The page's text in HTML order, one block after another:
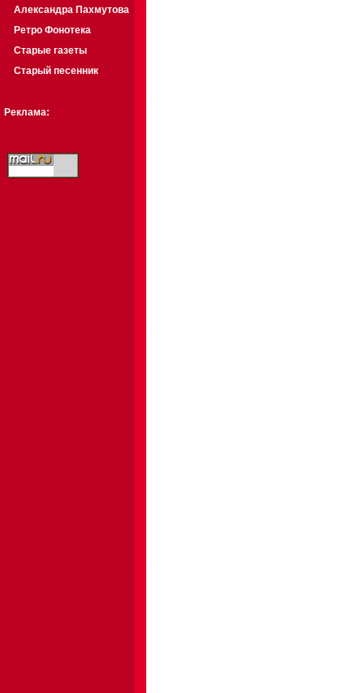
Александра Пахмутова
Ретро Фонотека
Старые газеты
Старый песенник
Реклама: